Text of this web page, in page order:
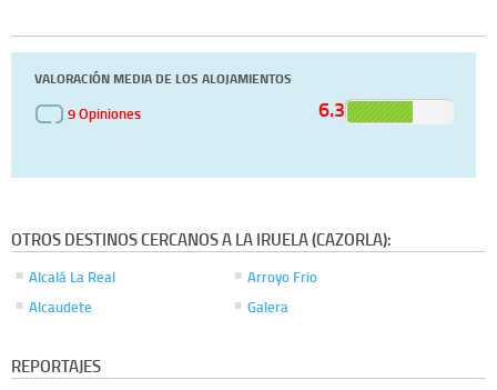
VALORACIÓN MEDIA DE LOS ALOJAMIENTOS
9 Opiniones
6.3
OTROS DESTINOS CERCANOS A LA IRUELA (CAZORLA):
Alcalá La Real
Alcaudete
Arroyo Frio
Galera
REPORTAJES